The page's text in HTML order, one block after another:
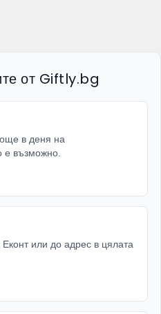
от Giftly.bg
в деня на
е възможно.
или до адрес в цялата